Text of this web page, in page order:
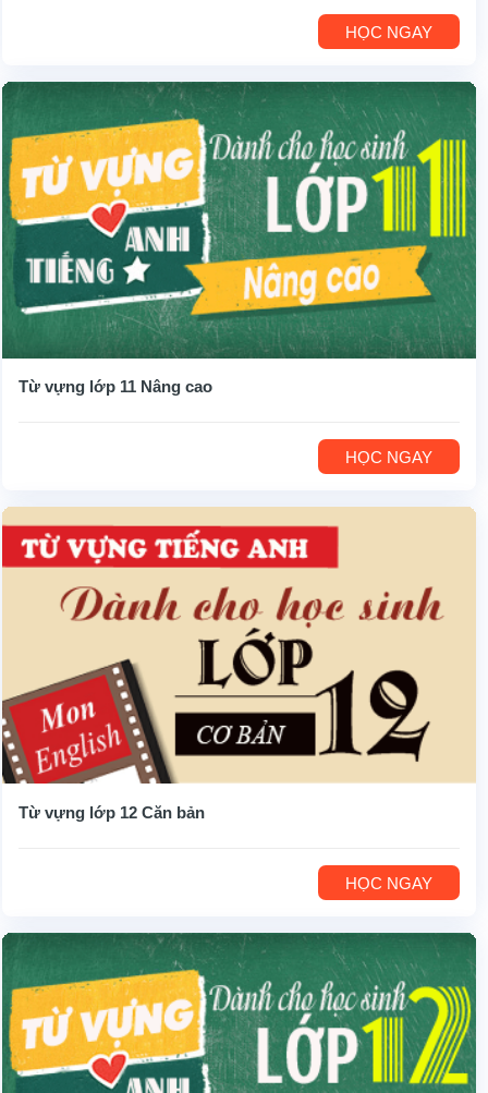
HỌC NGAY
Từ vựng lớp 11 Nâng cao
HỌC NGAY
Từ vựng lớp 12 Căn bản
HỌC NGAY